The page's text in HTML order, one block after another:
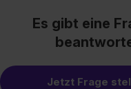
Es gibt eine
Jetzt Frage